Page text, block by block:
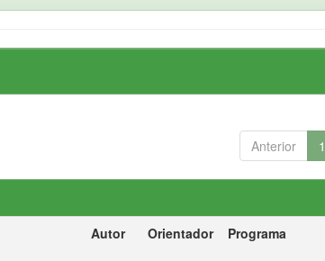
Anterior 1
Autor Orientador Programa